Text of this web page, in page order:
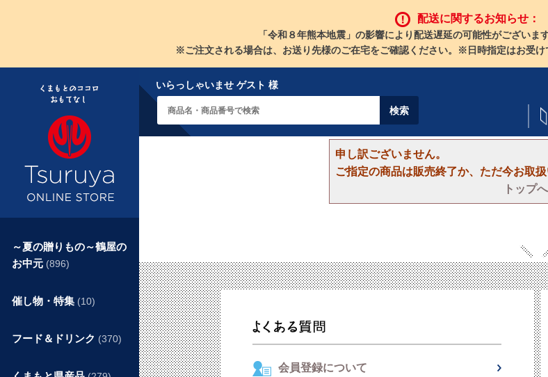
配送に関するお知らせ：
「令和８年熊本地震」の影響により配送遅延の可能性がございま
※ご注文される場合は、お送り先様のご在宅をご確認ください。※日時指定はお受
いらっしゃいませ ゲスト 様
申し訳ございません。
ご指定の商品は販売終了か、ただ今お取扱
トップ
～夏の贈りもの～鶴屋の
お中元 (896)
催し物・特集 (10)
フード＆ドリンク (370)
会員登録について